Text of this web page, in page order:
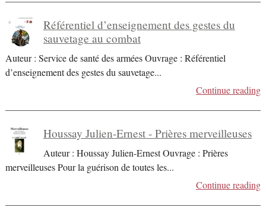
Référentiel d’enseignement des gestes du
sauvetage au combat
Auteur : Service de santé des armées Ouvrage : Référentiel
d’enseignement des gestes du sauvetage...
Continue reading
Houssay Julien-Ernest - Prières merveilleuses
Auteur : Houssay Julien-Ernest Ouvrage : Prières
merveilleuses Pour la guérison de toutes les...
Continue reading